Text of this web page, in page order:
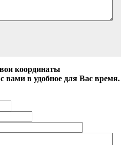
координаты
вами в удобное для Вас время.